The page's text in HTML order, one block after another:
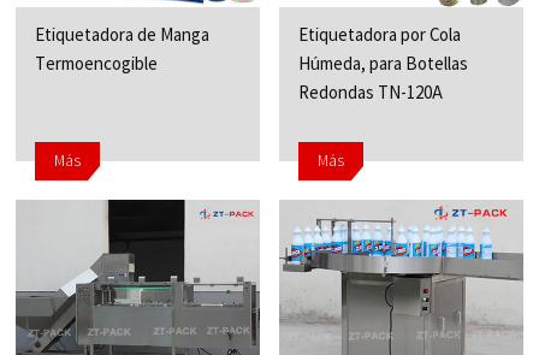
Etiquetadora de Manga
Termoencogible
Más
Etiquetadora por Cola
Húmeda, para Botellas
Redondas TN-120A
Más